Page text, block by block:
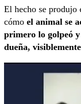
El hecho se produjo
cómo el animal se
primero lo golpeó
dueña,